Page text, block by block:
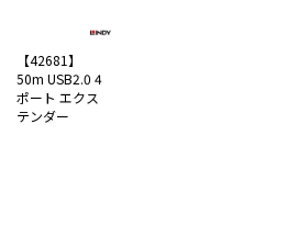
【42681】
50m USB2.0 4
ポート エクス
テンダー